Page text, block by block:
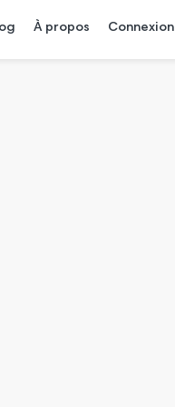
À propos Connexion